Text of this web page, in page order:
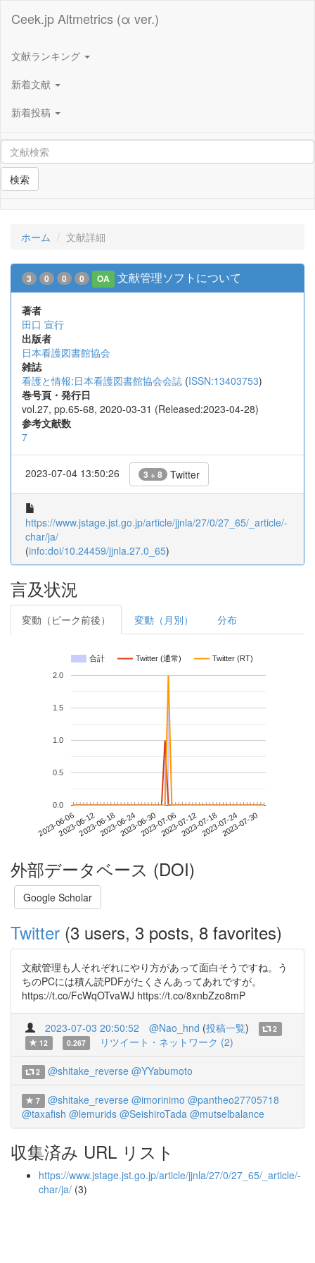
Ceek.jp Altmetrics (α ver.)
文献ランキング
新着文献
新着投稿
検索
ホーム 文献詳細
3 0 0 0 OA 文献管理ソフトについて
著者
田口 宣行
出版者
日本看護図書館協会
雑誌
看護と情報:日本看護図書館協会会誌 (ISSN:13403753)
巻号頁・発行日
vol.27, pp.65-68, 2020-03-31 (Released:2023-04-28)
参考文献数
7
2023-07-04 13:50:26 3 + 8 Twitter
https://www.jstage.jst.go.jp/article/jjnla/27/0/27_65/_article/-
char/ja/
(info:doi/10.24459/jjnla.27.0_65)
言及状況
変動（ピーク前後） 変動（月別） 分布
合計 Twitter (通常) Twitter (RT)
2023-06-062023-06-122023-06-182023-06-242023-06-302023-07-062023-07-122023-07-182023-07-242023-07-30
0.0
0.5
1.0
1.5
2.0
外部データベース (DOI)
Google Scholar
Twitter (3 users, 3 posts, 8 favorites)
文献管理も人それぞれにやり方があって面白そうですね。う
ちのPCには積ん読PDFがたくさんあってあれですが。
https://t.co/FcWqOTvaWJ https://t.co/8xnbZzo8mP
2023-07-03 20:50:52 @Nao_hnd (投稿一覧)
2
12
0.267 リツイート・ネットワーク (2)
2 @shitake_reverse @YYabumoto
7 @shitake_reverse @imorinimo @pantheo27705718
@taxafish @lemurids @SeishiroTada @mutselbalance
収集済み URL リスト
https://www.jstage.jst.go.jp/article/jjnla/27/0/27_65/_article/-
char/ja/ (3)